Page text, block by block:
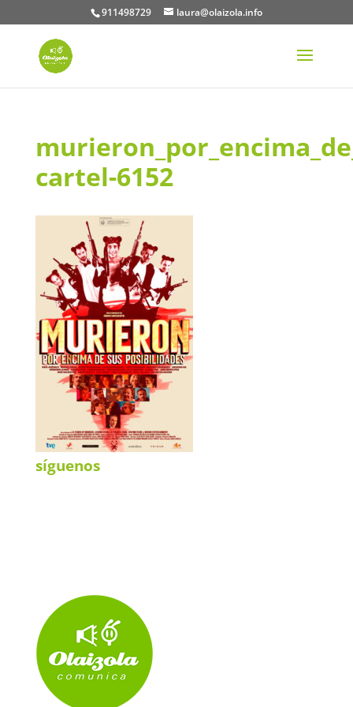
911498729 laura@olaizola.info
cartel-6152
síguenos